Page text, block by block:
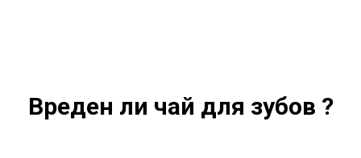
Вреден ли чай для зубов ?